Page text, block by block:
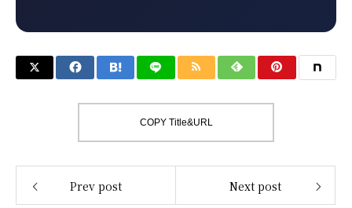
COPY Title&URL
Prev post Next post